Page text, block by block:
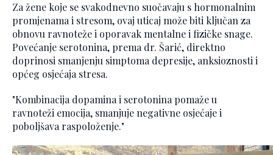
Za žene koje se svakodnevno suočavaju s hormonalnim
promjenama i stresom, ovaj uticaj može biti ključan za
obnovu ravnoteže i oporavak mentalne i fizičke snage.
Povećanje serotonina, prema dr. Šarić, direktno
doprinosi smanjenju simptoma depresije, anksioznosti i
općeg osjećaja stresa.
"Kombinacija dopamina i serotonina pomaže u
ravnoteži emocija, smanjuje negativne osjećaje i
poboljšava raspoloženje."